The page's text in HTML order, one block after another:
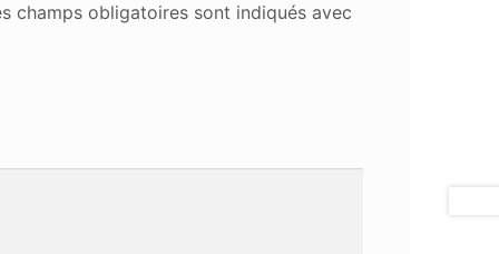
champs obligatoires sont indiqués avec